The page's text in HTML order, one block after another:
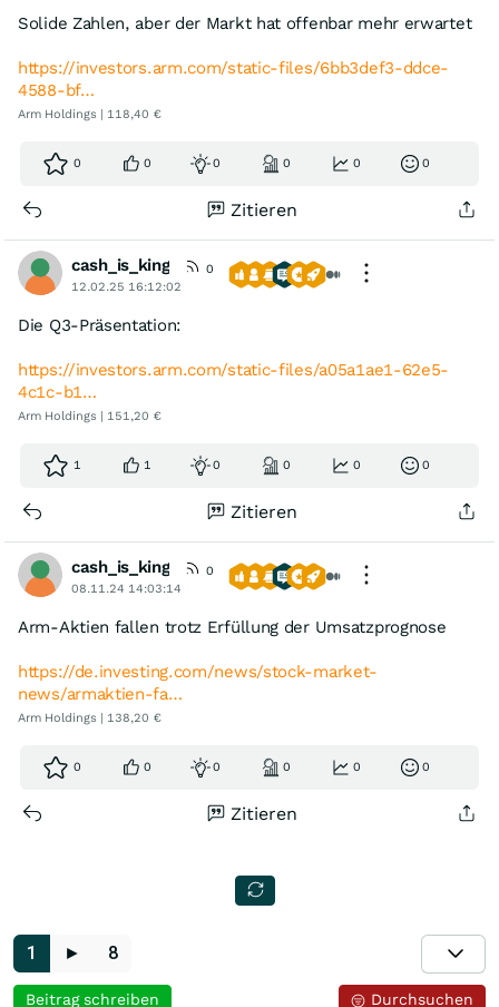
Solide Zahlen, aber der Markt hat offenbar mehr erwartet
https://investors.arm.com/static-files/6bb3def3-ddce-
4588-bf…
Arm Holdings | 118,40 €
0 0 0 0 0 0
Zitieren
cash_is_king
0
12.02.25 16:12:02
Die Q3-Präsentation:
https://investors.arm.com/static-files/a05a1ae1-62e5-
4c1c-b1…
Arm Holdings | 151,20 €
1 1 0 0 0 0
Zitieren
cash_is_king
0
08.11.24 14:03:14
Arm-Aktien fallen trotz Erfüllung der Umsatzprognose
https://de.investing.com/news/stock-market-
news/armaktien-fa…
Arm Holdings | 138,20 €
0 0 0 0 0 0
Zitieren
1 ► 8
Durchsuchen
Beitrag schreiben